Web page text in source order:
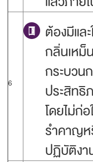
6
ต้องมีแล
กลิ่นเหม็
กระบวน
ประสิทธิ
โดยไม่ก่
รำคาญ
ปฏิบัติงา